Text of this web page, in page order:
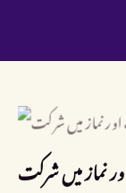
نماز میں شرکت